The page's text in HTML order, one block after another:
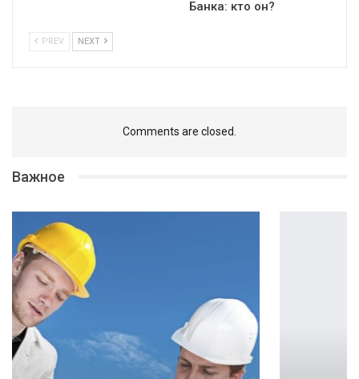
Банка: кто он?
PREV NEXT
Comments are closed.
Важное